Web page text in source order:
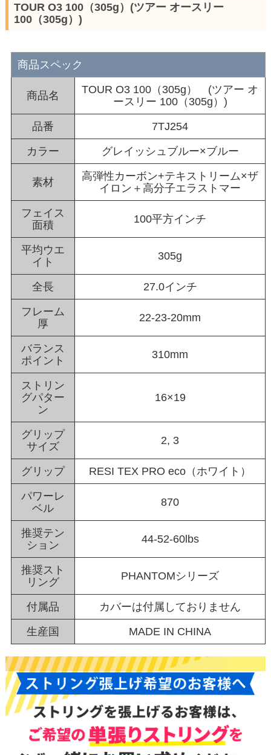
TOUR O3 100（305g）(ツアー オースリー
100（305g）)
商品スペック
商品名
TOUR O3 100（305g） (ツアー オ
ースリー 100（305g）)
品番 7TJ254
カラー グレイッシュブルー×ブルー
素材
高弾性カーボン+テキストリーム×ザ
イロン＋高分子エラストマー
フェイス
面積
100平方インチ
平均ウエ
イト
305g
全長 27.0インチ
フレーム
厚
22-23-20mm
バランス
ポイント
310mm
ストリン
グパター
ン
16×19
グリップ
サイズ
2, 3
グリップ RESI TEX PRO eco（ホワイト）
パワーレ
ベル
870
推奨テン
ション
44-52-60lbs
推奨スト
リング
PHANTOMシリーズ
付属品 カバーは付属しておりません
生産国 MADE IN CHINA